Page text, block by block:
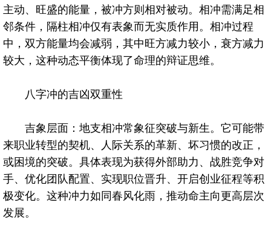
主动、旺盛的能量，被冲方则相对被动。相冲需满足相
邻条件，隔柱相冲仅有表象而无实质作用。相冲过程
中，双方能量均会减弱，其中旺方减力较小，衰方减力
较大，这种动态平衡体现了命理的辩证思维。
八字冲的吉凶双重性
吉象层面：地支相冲常象征突破与新生。它可能带
来职业转型的契机、人际关系的革新、坏习惯的改正，
或困境的突破。具体表现为获得外部助力、战胜竞争对
手、优化团队配置、实现职位晋升、开启创业征程等积
极变化。这种冲力如同春风化雨，推动命主向更高层次
发展。